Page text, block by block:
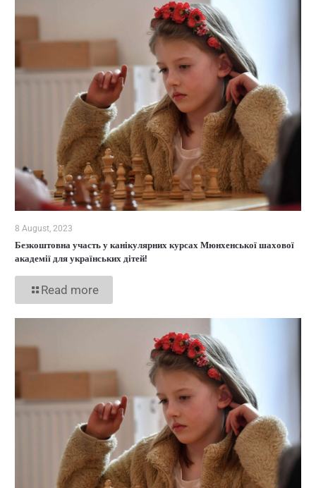
8 August, 2023
Безкоштовна участь у канікулярних курсах Мюнхенської шахової
академії для українських дітей!
Read more